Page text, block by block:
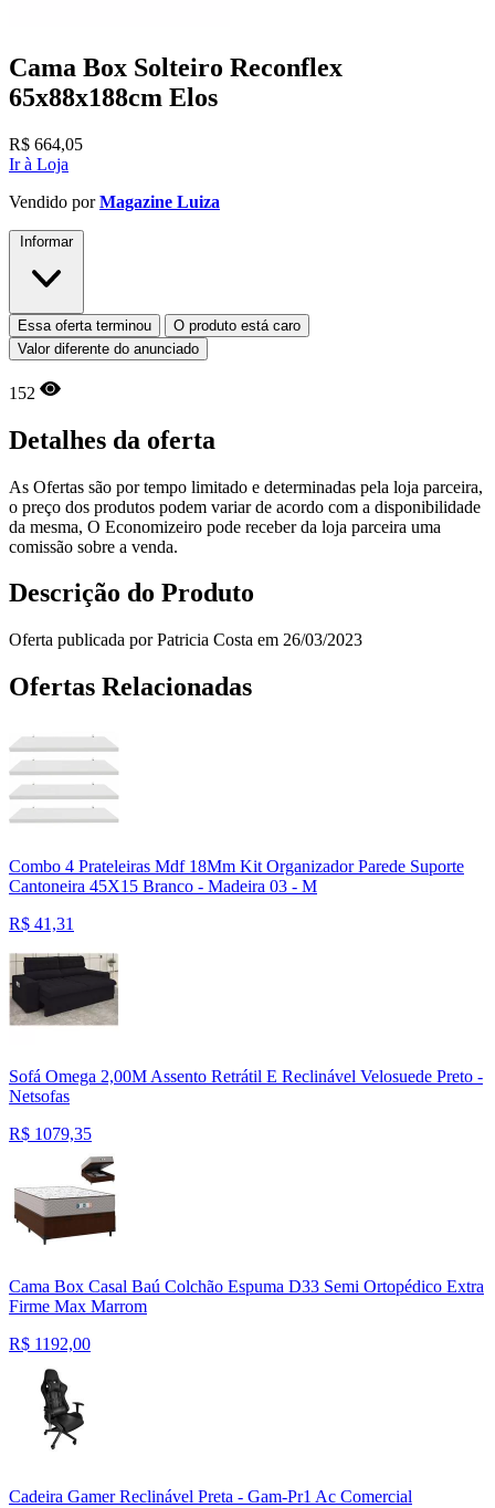
Cama Box Solteiro Reconflex
65x88x188cm Elos
R$ 664,05
Ir à Loja
Vendido porMagazine Luiza
Informar
Essa oferta terminou
O produto está caro
Valor diferente do anunciado
152
Detalhes da oferta
As Ofertas são por tempo limitado e determinadas pela loja parceira,
o preço dos produtos podem variar de acordo com a disponibilidade
da mesma, O Economizeiro pode receber da loja parceira uma
comissão sobre a venda.
Descrição do Produto
Oferta publicada por Patricia Costa em 26/03/2023
Ofertas Relacionadas
Combo 4 Prateleiras Mdf 18Mm Kit Organizador Parede Suporte
Cantoneira 45X15 Branco - Madeira 03 - M
R$ 41,31
Sofá Omega 2,00M Assento Retrátil E Reclinável Velosuede Preto -
Netsofas
R$ 1079,35
Cama Box Casal Baú Colchão Espuma D33 Semi Ortopédico Extra
Firme Max Marrom
R$ 1192,00
Cadeira Gamer Reclinável Preta - Gam-Pr1 Ac Comercial